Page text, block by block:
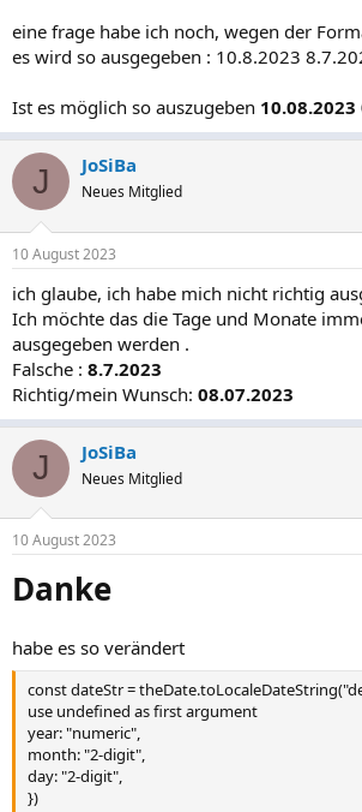
const currentDay = theDate.getDay();
const recentDay = currentDay - 30;
// und wieder in das Date-Objekt eintragen:
theDate.setDay(recentDay);
// Dann genau wie oben den String erzeugen
eintragen.
// Den String für die aktuelle Sprache, bei uns
const recentDateStr =
// Den String in den Containe eintragen:
meinContainer.innerHTML += recentDateStr;
</script>
eine frage habe ich noch, wegen der
es wird so ausgegeben : 10.8.2023
Ist es möglich so auszugeben 10.08.2023
J JoSiBa
Neues Mitglied
10 August 2023
ich glaube, ich habe mich nicht richtig
Ich möchte das die Tage und Monate
ausgegeben werden .
Falsche : 8.7.2023
Richtig/mein Wunsch: 08.07.2023
J JoSiBa
Neues Mitglied
10 August 2023
Danke
habe es so verändert
const dateStr =
use undefined as first argument
year: "numeric",
month: "2-digit",
day: "2-digit",
})